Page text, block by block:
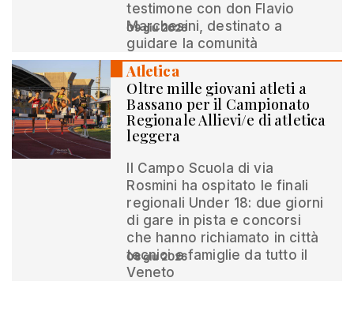
testimone con don Flavio
Marchesini, destinato a
guidare la comunità
09 giu 2026
Atletica
Oltre mille giovani atleti a
Bassano per il Campionato
Regionale Allievi/e di atletica
leggera
Il Campo Scuola di via
Rosmini ha ospitato le finali
regionali Under 18: due giorni
di gare in pista e concorsi
che hanno richiamato in città
tecnici e famiglie da tutto il
Veneto
08 giu 2026